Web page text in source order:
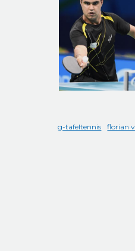
g-tafeltennis florian